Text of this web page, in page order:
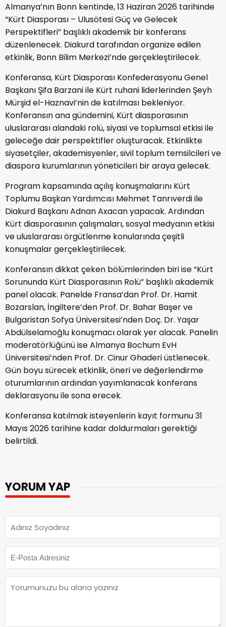
Almanya’nın Bonn kentinde, 13 Haziran 2026 tarihinde
“Kürt Diasporası – Ulusötesi Güç ve Gelecek
Perspektifleri” başlıklı akademik bir konferans
düzenlenecek. Diakurd tarafından organize edilen
etkinlik, Bonn Bilim Merkezi’nde gerçekleştirilecek.
Konferansa, Kürt Diasporası Konfederasyonu Genel
Başkanı Şifa Barzani ile Kürt ruhani liderlerinden Şeyh
Mürşid el-Haznavi’nin de katılması bekleniyor.
Konferansın ana gündemini, Kürt diasporasının
uluslararası alandaki rolü, siyasi ve toplumsal etkisi ile
geleceğe dair perspektifler oluşturacak. Etkinlikte
siyasetçiler, akademisyenler, sivil toplum temsilcileri ve
diaspora kurumlarının yöneticileri bir araya gelecek.
Program kapsamında açılış konuşmalarını Kürt
Toplumu Başkan Yardımcısı Mehmet Tanrıverdi ile
Diakurd Başkanı Adnan Axacan yapacak. Ardından
Kürt diasporasının çalışmaları, sosyal medyanın etkisi
ve uluslararası örgütlenme konularında çeşitli
konuşmalar gerçekleştirilecek.
Konferansın dikkat çeken bölümlerinden biri ise “Kürt
Sorununda Kürt Diasporasının Rolü” başlıklı akademik
panel olacak. Panelde Fransa’dan Prof. Dr. Hamit
Bozarslan, İngiltere’den Prof. Dr. Bahar Başer ve
Bulgaristan Sofya Üniversitesi’nden Doç. Dr. Yaşar
Abdülselamoğlu konuşmacı olarak yer alacak. Panelin
moderatörlüğünü ise Almanya Bochum EvH
Üniversitesi’nden Prof. Dr. Cinur Ghaderi üstlenecek.
Gün boyu sürecek etkinlik, öneri ve değerlendirme
oturumlarının ardından yayımlanacak konferans
deklarasyonu ile sona erecek.
Konferansa katılmak isteyenlerin kayıt formunu 31
Mayıs 2026 tarihine kadar doldurmaları gerektiği
belirtildi.
YORUM YAP